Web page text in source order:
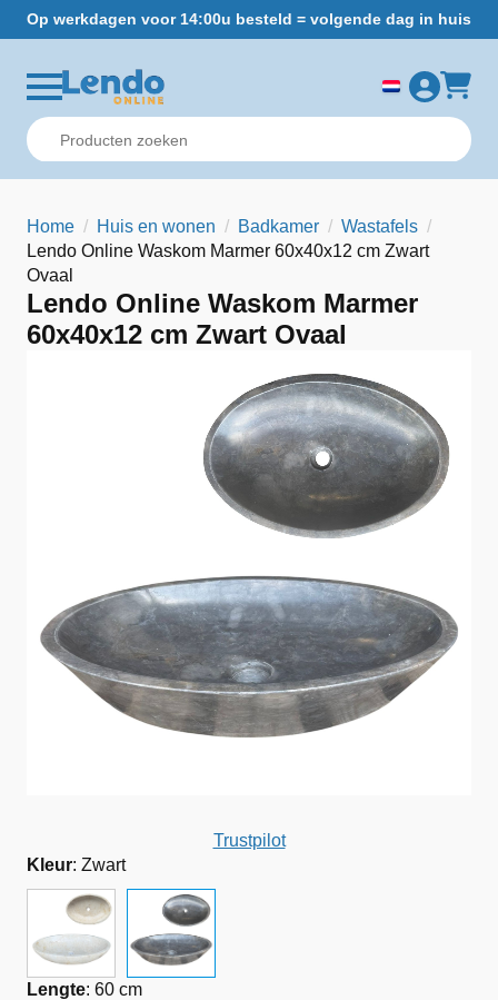
Op werkdagen voor 14:00u besteld = volgende dag in huis
Home Huis en wonen Badkamer
Wastafels
Lendo Online Waskom Marmer 60x40x12 cm Zwart
Ovaal
Lendo Online Waskom Marmer
60x40x12 cm Zwart Ovaal
Trustpilot
Kleur: Zwart
Lengte: 60 cm